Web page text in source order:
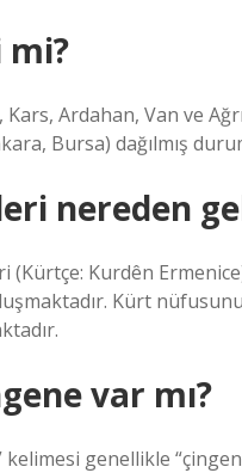
mi?
Ardahan, Van ve
Bursa) dağılmış
nereden
Kurdên
Kürt
var mı?
kelimesi genellikle